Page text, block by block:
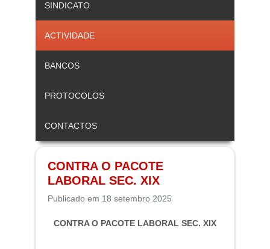
SINDICATO
ACTIVIDADE
BANCOS
PROTOCOLOS
CONTACTOS
CONTRA O PACOTE
LABORAL SEC. XIX
Publicado em 18 setembro 2025
CONTRA O PACOTE LABORAL SEC. XIX